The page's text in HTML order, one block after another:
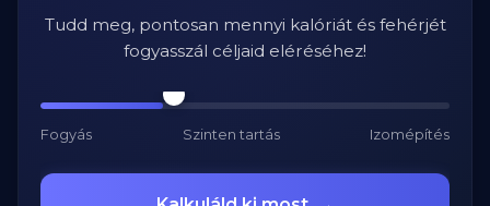
Tudd meg, pontosan mennyi kalóriát és fehérjét
fogyasszál céljaid eléréséhez!
Fogyás Szinten tartás Izomépítés